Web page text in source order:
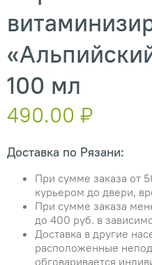
100 мл
490.00 ₽
Доставка по Рязани:
При сумме заказа от
курьером до двери,
При сумме заказа
до 400 руб. в
Доставка в другие
расположенные
обговаривается